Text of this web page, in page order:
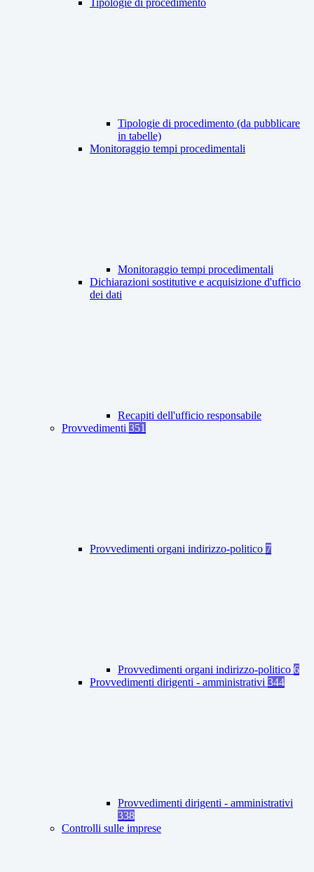
Tipologie di procedimento
Tipologie di procedimento (da pubblicare
in tabelle)
Monitoraggio tempi procedimentali
Monitoraggio tempi procedimentali
Dichiarazioni sostitutive e acquisizione d'ufficio
dei dati
Recapiti dell'ufficio responsabile
Provvedimenti 351
Provvedimenti organi indirizzo-politico 7
Provvedimenti organi indirizzo-politico 6
Provvedimenti dirigenti - amministrativi 344
Provvedimenti dirigenti - amministrativi
338
Controlli sulle imprese